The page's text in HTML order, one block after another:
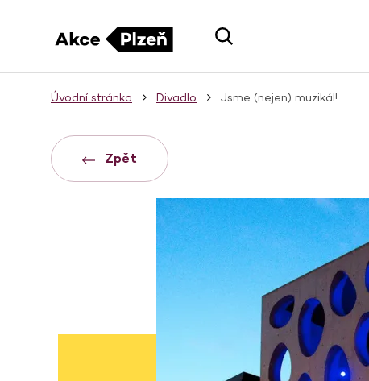
Úvodní stránka Divadlo Jsme (nejen) muzikál!
Zpět